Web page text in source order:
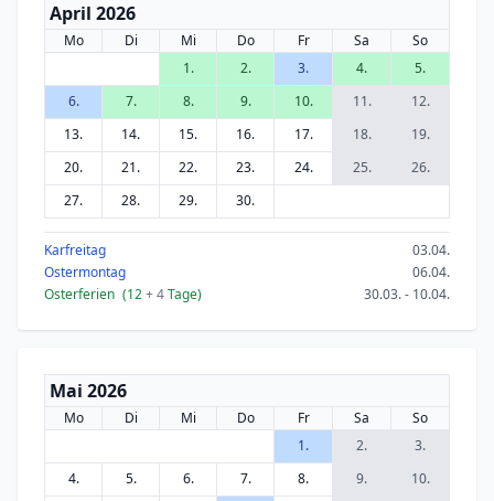
April 2026
Mo Di Mi Do Fr Sa
So
1.
2. 3. 4.
5.
6.
7. 8. 9. 10. 11.
12.
13.
14. 15. 16. 17. 18.
19.
20.
21. 22. 23. 24. 25.
26.
27.
28. 29. 30.
Karfreitag
03.04.
Ostermontag
06.04.
Osterferien (12+ 4Tage) 30.03. - 10.04.
Mai 2026
Mo Di Mi Do Fr Sa
So
1.
2.
3.
4.
5. 6. 7. 8. 9.
10.